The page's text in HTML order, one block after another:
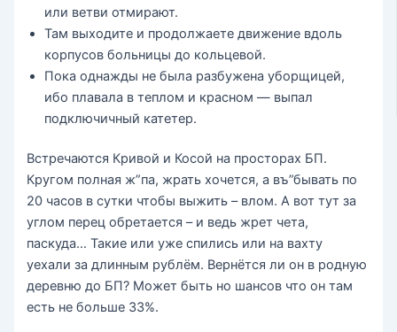
или ветви отмирают.
Там выходите и продолжаете движение вдоль
корпусов больницы до кольцевой.
Пока однажды не была разбужена уборщицей,
ибо плавала в теплом и красном — выпал
подключичный катетер.
Встречаются Кривой и Косой на просторах БП.
Кругом полная ж”па, жрать хочется, а въ”бывать по
20 часов в сутки чтобы выжить – влом. А вот тут за
углом перец обретается – и ведь жрет чета,
паскуда… Такие или уже спились или на вахту
уехали за длинным рублём. Вернётся ли он в родную
деревню до БП? Может быть но шансов что он там
есть не больше 33%.